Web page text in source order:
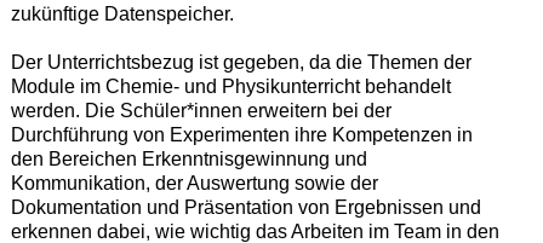
zukünftige Datenspeicher.
Der Unterrichtsbezug ist gegeben, da die Themen der
Module im Chemie- und Physikunterricht behandelt
werden. Die Schüler*innen erweitern bei der
Durchführung von Experimenten ihre Kompetenzen in
den Bereichen Erkenntnisgewinnung und
Kommunikation, der Auswertung sowie der
Dokumentation und Präsentation von Ergebnissen und
erkennen dabei, wie wichtig das Arbeiten im Team in den